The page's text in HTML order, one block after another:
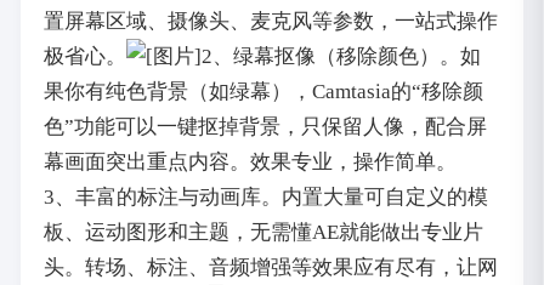
置屏幕区域、摄像头、麦克风等参数，一站式操作
极省心。
2、绿幕抠像（移除颜色）。如
果你有纯色背景（如绿幕），Camtasia的“移除颜
色”功能可以一键抠掉背景，只保留人像，配合屏
幕画面突出重点内容。效果专业，操作简单。
3、丰富的标注与动画库。内置大量可自定义的模
板、运动图形和主题，无需懂AE就能做出专业片
头。转场、标注、音频增强等效果应有尽有，让网